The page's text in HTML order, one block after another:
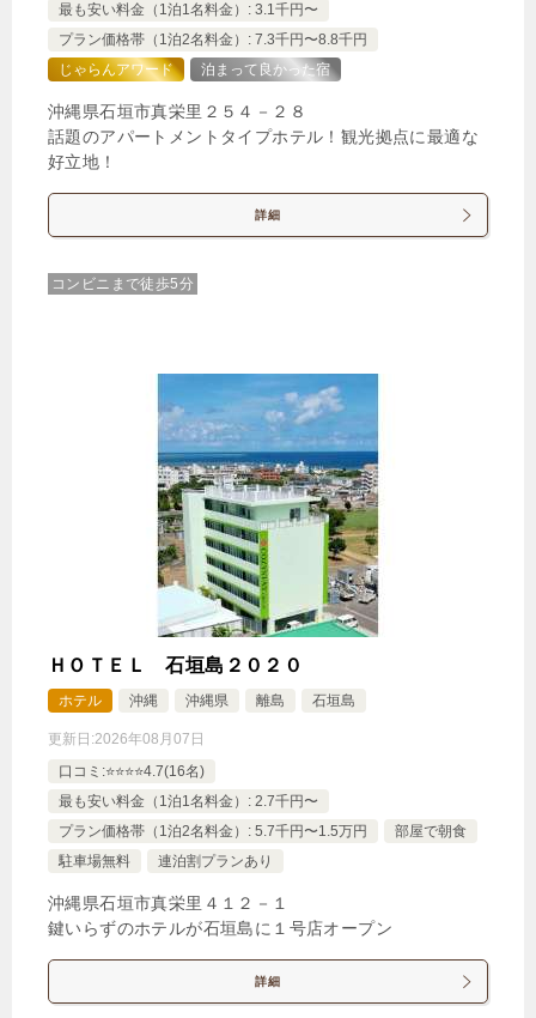
最も安い料金（1泊1名料金）: 3.1千円〜
プラン価格帯（1泊2名料金）: 7.3千円〜8.8千円
じゃらんアワード
泊まって良かった宿
沖縄県石垣市真栄里２５４－２８
話題のアパートメントタイプホテル！観光拠点に最適な
好立地！
詳細
コンビニまで徒歩5分
ＨＯＴＥＬ 石垣島２０２０
ホテル 沖縄 沖縄県 離島 石垣島
更新日:2026年08月07日
口コミ:⭐️⭐️⭐️⭐️4.7(16名)
最も安い料金（1泊1名料金）: 2.7千円〜
プラン価格帯（1泊2名料金）: 5.7千円〜1.5万円
部屋で朝食
駐車場無料
連泊割プランあり
沖縄県石垣市真栄里４１２－１
鍵いらずのホテルが石垣島に１号店オープン
詳細